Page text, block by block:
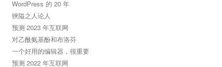
WordPress 的 20 年
狹隘之人论人
预测 2023 年互联网
对乙酰氨基酚和布洛芬
一个好用的编辑器，很重要
预测 2022 年互联网